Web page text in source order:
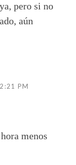
pero si no
aún
PM
menos